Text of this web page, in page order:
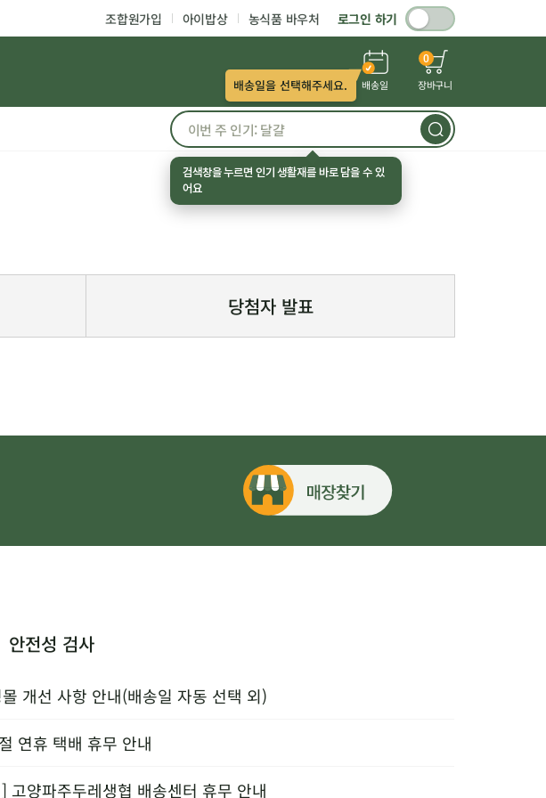
조합원가입 아이밥상 농식품 바우처 로그인 하기
배송일
배송일을 선택해주세요.
0
장바구니
당첨자 발표
안전성 검사
개선 사항 안내(배송일 자동 선택 외)
연휴 택배 휴무 안내
고양파주두레생협 배송센터 휴무 안내
검색창을 누르면 인기 생활재를 바로 담을 수 있
어요